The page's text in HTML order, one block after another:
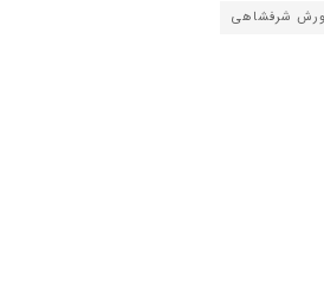
شرفشاهی